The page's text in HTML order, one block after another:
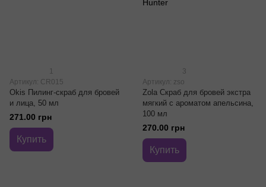
1
Артикул: CR015
Okis Пилинг-скраб для бровей
и лица, 50 мл
271.00 грн
Купить
3
Артикул: zso
Zola Скраб для бровей экстра
мягкий с ароматом апельсина,
100 мл
270.00 грн
Купить